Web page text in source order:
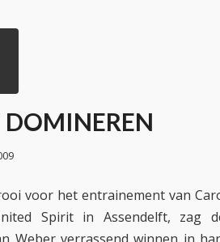
DOMINEREN
voor het entrainement van
Spirit in Assendelft, zag